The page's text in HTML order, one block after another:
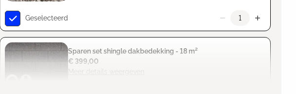
Geselecteerd
Sparen set shingle dakbedekking - 18 m²
Meer details weergeven
€ 399,00